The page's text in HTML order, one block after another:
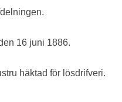
16 juni 1886.
häktad för lösdrifveri.